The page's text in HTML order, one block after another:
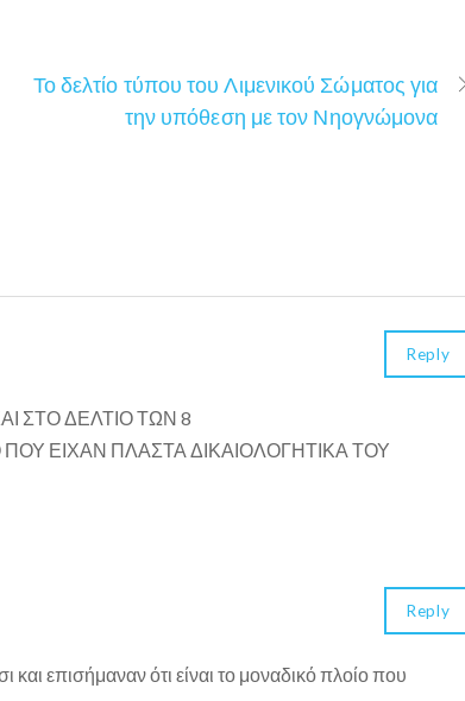
Το δελτίο τύπου του Λιμενικού Σώματος για
την υπόθεση με τον Νηογνώμονα
ΣΤΟ ΔΕΛΤΙΟ ΤΩΝ 8
ΕΙΧΑΝ ΠΛΑΣΤΑ ΔΙΚΑΙΟΛΟΓΗΤΙΚΑ ΤΟΥ
Reply
και επισήμαναν ότι είναι το μοναδικό πλοίο που
Reply